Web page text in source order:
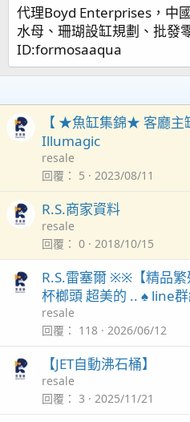
代理Boyd Enterprises，中
水母、珊瑚設缸規劃、批發
ID:formosaaqua
【 ★魚缸集錦★ 客廳主
Illumagic
resale
回覆
5 2023/08/11
R.S.商家資料
resale
回覆
0 2018/10/15
R.S.雷塞爾 ※※【精品
杯榔頭 超美的 .. ♠️ line
resale
回覆
118 2026/06/12
【JET自動沸石桶】
resale
回覆
3 2025/11/21